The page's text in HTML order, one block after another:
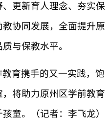
更新育人理念、夯实保
协同发展，全面提升原
与保教水平。
育携手的又一实践，饱
将助力原州区学前教育
童。（记者：李飞龙）